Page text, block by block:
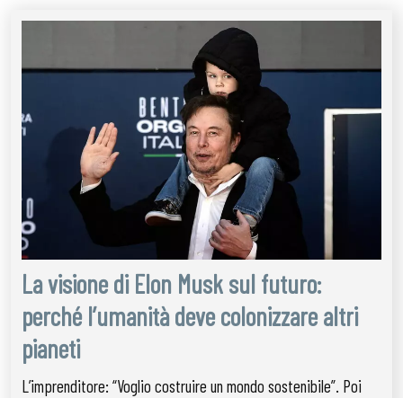
La visione di Elon Musk sul futuro:
perché l’umanità deve colonizzare altri
pianeti
L’imprenditore: “Voglio costruire un mondo sostenibile”. Poi